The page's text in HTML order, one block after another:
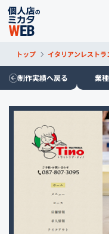
トップ イタリアンレストラ
制作実績へ戻る 業